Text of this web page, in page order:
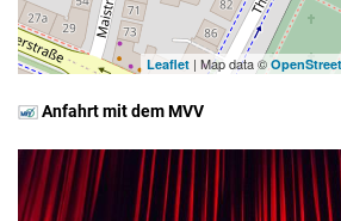
Leaflet | Map data ©
Anfahrt mit dem MVV